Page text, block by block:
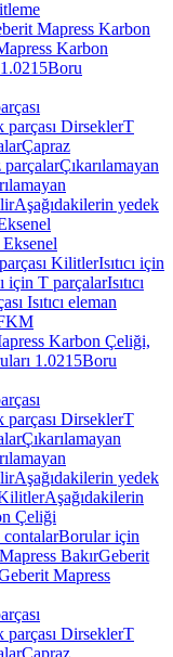
Mapress Karbon
Karbon
Boru
parçası DirseklerT
Çapraz
parçalarÇıkarılamayan
Aşağıdakilerin yedek
KilitlerIsıtıcı için
için T parçalarIsıtıcı
Isıtıcı eleman
Karbon Çeliği,
1.0215Boru
parçası DirseklerT
Çıkarılamayan
Aşağıdakilerin yedek
Aşağıdakilerin
Çeliği
contalarBorular için
BakırGeberit
Mapress
parçası DirseklerT
Çapraz